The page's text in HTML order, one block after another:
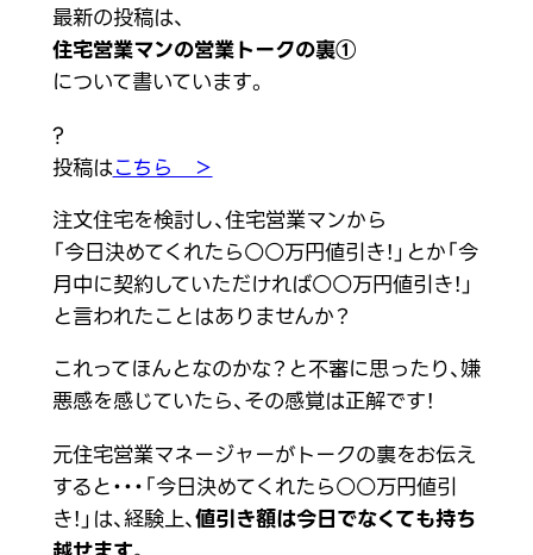
最新の投稿は、
住宅営業マンの営業トークの裏①
について書いています。
?
投稿はこちら ＞
注文住宅を検討し、住宅営業マンから
「今日決めてくれたら○○万円値引き！」とか「今
月中に契約していただければ○○万円値引き！」
と言われたことはありませんか？
これってほんとなのかな？と不審に思ったり、嫌
悪感を感じていたら、その感覚は正解です！
元住宅営業マネージャーがトークの裏をお伝え
すると・・・「今日決めてくれたら○○万円値引
き！」は、経験上、値引き額は今日でなくても持ち